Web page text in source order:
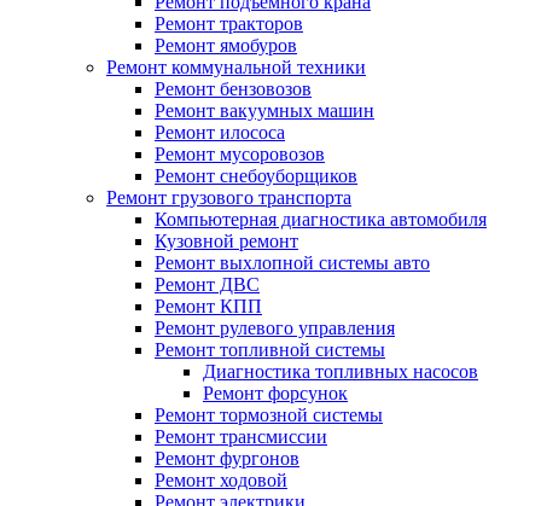
Ремонт тракторов
Ремонт ямобуров
Ремонт коммунальной техники
Ремонт бензовозов
Ремонт вакуумных машин
Ремонт илососа
Ремонт мусоровозов
Ремонт снебоуборщиков
Ремонт грузового транспорта
Компьютерная диагностика автомобиля
Кузовной ремонт
Ремонт выхлопной системы авто
Ремонт ДВС
Ремонт КПП
Ремонт рулевого управления
Ремонт топливной системы
Диагностика топливных насосов
Ремонт форсунок
Ремонт тормозной системы
Ремонт трансмиссии
Ремонт фургонов
Ремонт ходовой
Ремонт электрики